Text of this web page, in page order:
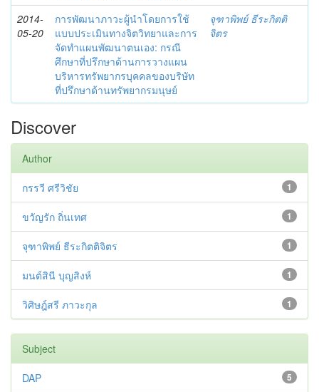
2014-
05-20
การพัฒนาภาวะผู้นำโดยการใช้
แบบประเมินทางจิตวิทยาและการ
จัดทำแผนพัฒนาตนเอง: กรณี
ศึกษาที่ปรึกษาด้านการวางแผน
บริหารทรัพยากรบุคคลของบริษัท
ที่ปรึกษาด้านทรัพยากรมนุษย์
จุฑาพิพย์ ธีระกิตติ
จิตร
Discover
Author
1
กรรวี ศรีวิชัย
1
ขวัญรัก ถิ่นเทศ
1
จุฑาพิพย์ ธีระกิตติจิตร
1
มนต์สินี บุญสิงห์
1
วิศิษฎ์สรี ภาวะกุล
Subject
5
DAP